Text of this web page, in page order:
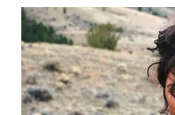
WN
KEPULAUAN
SERIBU
WN